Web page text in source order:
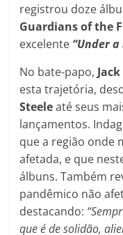
registrou doze
Guardians of the
excelente “Under a
No bate-papo,
esta trajetória,
Steeleaté seus
lançamentos.
que a região onde
afetada, e que
álbuns. Também
pandêmico não
destacando:
que é de solidão,